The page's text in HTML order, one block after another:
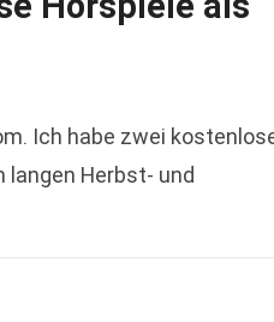
Ich habe zwei
langen Herbst- und